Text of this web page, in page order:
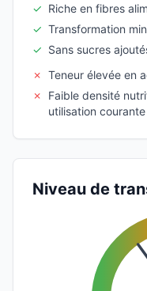
✓ Riche en fibres
✓ Transformation
✓ Sans sucres
✗ Teneur élevée en
✗
Faible densité
utilisation courante
Niveau de